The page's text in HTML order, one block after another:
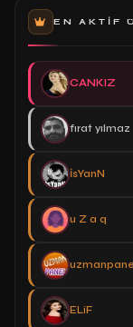
EN AKTIF
CANKIZ
fırat yılmaz
İsYanN
u Z a q
ELiF